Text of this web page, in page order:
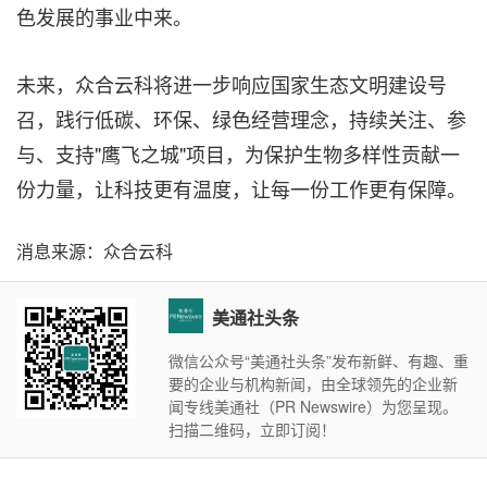
色发展的事业中来。
未来，众合云科将进一步响应国家生态文明建设号
召，践行低碳、环保、绿色经营理念，持续关注、参
与、支持"鹰飞之城"项目，为保护生物多样性贡献一
份力量，让科技更有温度，让每一份工作更有保障。
消息来源：众合云科
美通社头条
微信公众号“美通社头条”发布新鲜、有趣、重
要的企业与机构新闻，由全球领先的企业新
闻专线美通社（PR Newswire）为您呈现。
扫描二维码，立即订阅！